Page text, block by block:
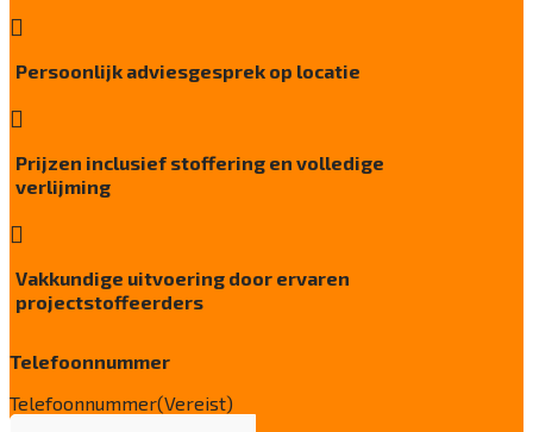
Kwaliteitslabel GUT
2563E04C
Recycleerbaar
Ja, vloerafval na gebruik via ReStart®
zwaar

Persoonlijk adviesgesprek op locatie

Prijzen inclusief stoffering en volledige
verlijming

Vakkundige uitvoering door ervaren
projectstoffeerders
Telefoonnummer
Telefoonnummer(Vereist)